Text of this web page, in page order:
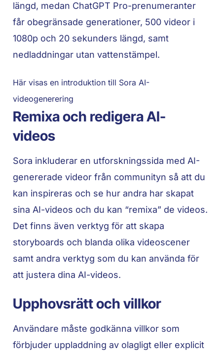
längd, medan ChatGPT Pro-prenumeranter
får obegränsade generationer, 500 videor i
1080p och 20 sekunders längd, samt
nedladdningar utan vattenstämpel.
Här visas en introduktion till Sora AI-
videogenerering
Remixa och redigera AI-
videos
Sora inkluderar en utforskningssida med AI-
genererade videor från communityn så att du
kan inspireras och se hur andra har skapat
sina AI-videos och du kan “remixa” de videos.
Det finns även verktyg för att skapa
storyboards och blanda olika videoscener
samt andra verktyg som du kan använda för
att justera dina AI-videos.
Upphovsrätt och villkor
Användare måste godkänna villkor som
förbjuder uppladdning av olagligt eller explicit